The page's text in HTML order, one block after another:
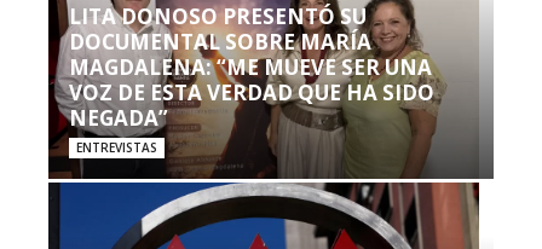
LITA DONOSO PRESENTÓ SU
DOCUMENTAL SOBRE MARÍA
MAGDALENA: “ME MUEVE SER UNA
VOZ DE ESTA VERDAD QUE HA SIDO
NEGADA”
ENTREVISTAS